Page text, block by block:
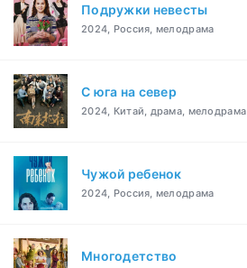
Подружки невесты
2024, Россия, мелодрама
С юга на север
2024, Китай, драма, мелодрама
Чужой ребенок
2024, Россия, мелодрама
Многодетство